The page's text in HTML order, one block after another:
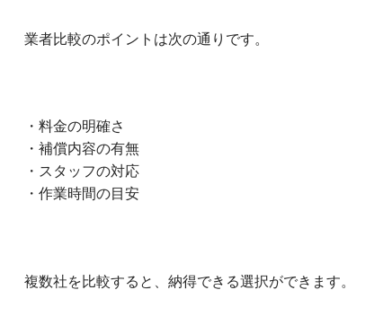
業者比較のポイントは次の通りです。
・料金の明確さ
・補償内容の有無
・スタッフの対応
・作業時間の目安
複数社を比較すると、納得できる選択ができます。